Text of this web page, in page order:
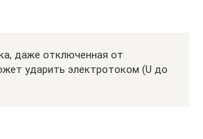
даже отключенная от
ударить электротоком (U до